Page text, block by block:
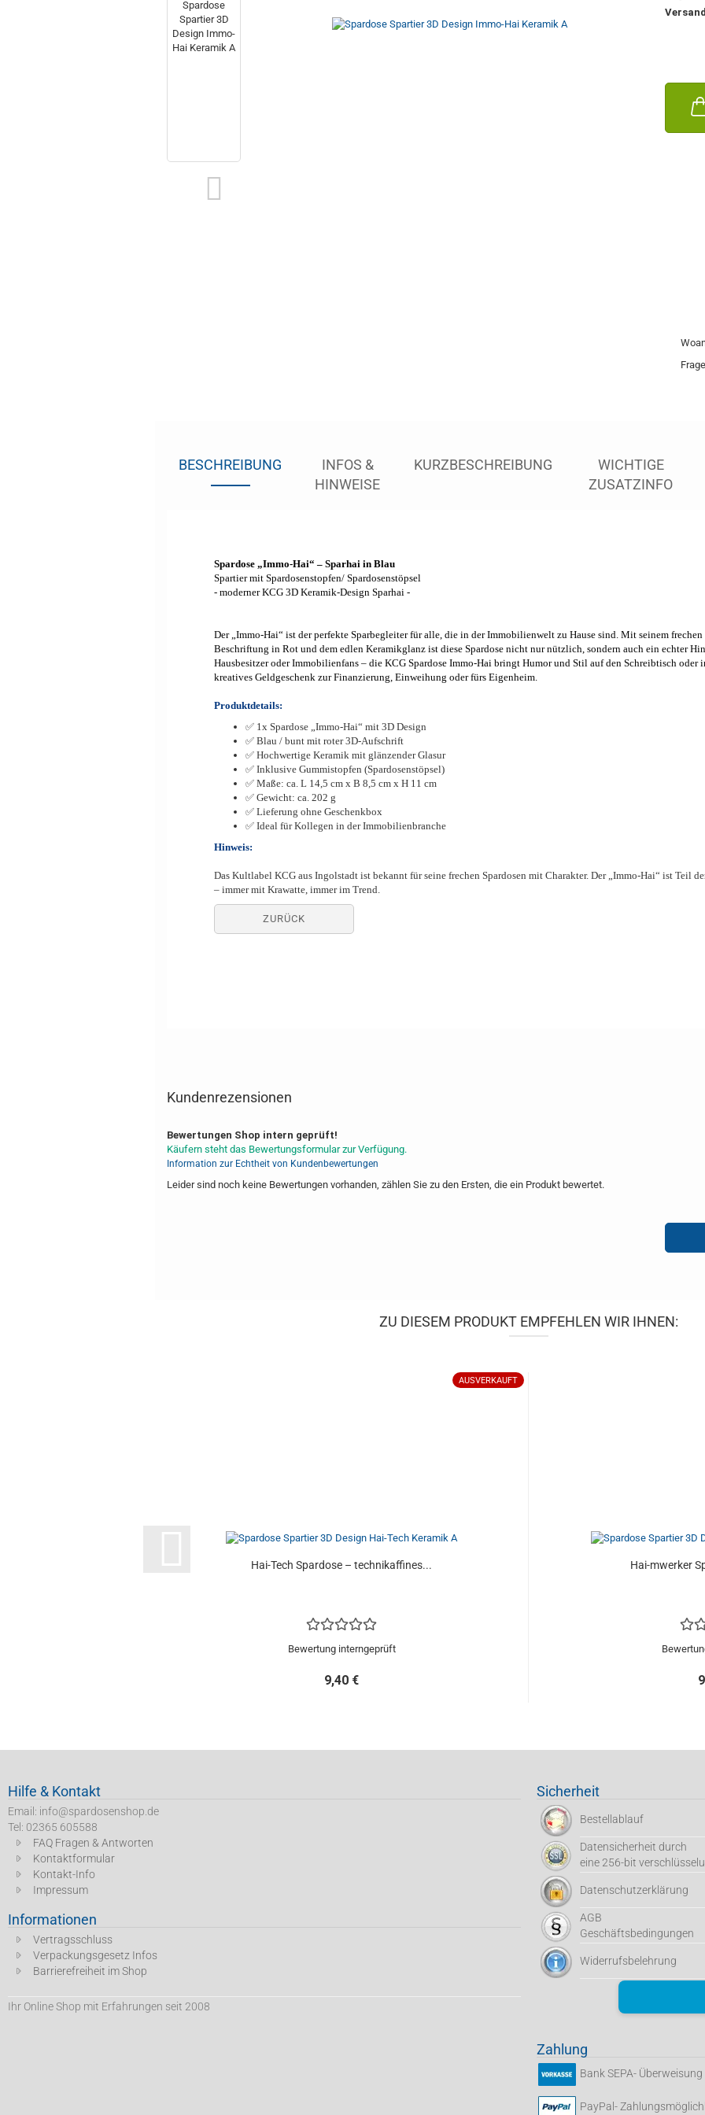
BESCHREIBUNG
INFOS &
HINWEISE
KURZBESCHREIBUNG
WICHTIGE
ZUSATZINFO
Spardose „Immo-Hai“ – Sparhai in Blau
Spartiermit Spardosenstopfen/ Spardosenstöpsel
- moderner KCG 3D Keramik-Design Sparhai -
Der „Immo-Hai“ ist der perfekte Sparbegleiter für alle, die in der Immobilienwelt zu Hause sind. Mit seinem
Beschriftung in Rot und dem edlen Keramikglanz ist diese Spardose nicht nur nützlich, sondern auch ein echter
Hausbesitzer oder Immobilienfans – die KCG Spardose Immo-Hai bringt Humor und Stil auf den Schreibtisch oder
kreatives Geldgeschenk zur Finanzierung, Einweihung oder fürs Eigenheim.
Produktdetails:
✅ 1x Spardose „Immo-Hai“ mit 3D Design
✅ Blau / bunt mit roter 3D-Aufschrift
✅ Hochwertige Keramik mit glänzender Glasur
✅ Inklusive Gummistopfen (Spardosenstöpsel)
✅ Maße: ca. L 14,5 cm x B 8,5 cm x H 11 cm
✅ Gewicht: ca. 202 g
✅ Lieferung ohne Geschenkbox
✅ Ideal für Kollegen in der Immobilienbranche
Hinweis:
Das Kultlabel KCG aus Ingolstadt ist bekannt für seine frechen Spardosen mit Charakter. Der „Immo-Hai“ ist Teil
– immer mit Krawatte, immer im Trend.
ZURÜCK
Kundenrezensionen
Bewertungen Shop intern geprüft!
Käufern steht das Bewertungsformular zur Verfügung.
Information zur Echtheit von Kundenbewertungen
Leider sind noch keine Bewertungen vorhanden, zählen Sie zu den Ersten, die ein Produkt bewertet.
ZU DIESEM PRODUKT EMPFEHLEN WIR IHNEN:
AUSVERKAUFT
Hai-Tech Spardose – technikaffines...
Bewertung interngeprüft
9,40 €
Hai-mwerker
Hilfe & Kontakt
Email: info@spardosenshop.de
Tel: 02365 605588
FAQ Fragen & Antworten
Kontaktformular
Kontakt-Info
Impressum
Informationen
Vertragsschluss
Verpackungsgesetz Infos
Barrierefreiheit im Shop
Ihr Online Shop mit Erfahrungen seit 2008
Sicherheit
Bestellablauf
Datensicherheit durch
eine 256-bit
Datenschutzerklärung
AGB
Geschäftsbedingungen
Widerrufsbelehrung
Zahlung
Bank SEPA- Überweisung
PayPal-